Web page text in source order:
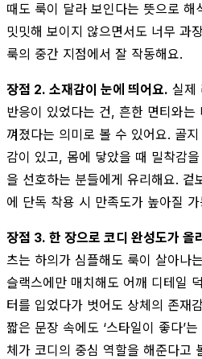
때도 룩이 달라 보인다는 뜻으로
밋밋해 보이지 않으면서도 너무 과
룩의 중간 지점에서 잘 작동해요.
장점 2. 소재감이 눈에 띄어요. 실제
반응이 있었다는 건, 흔한 면티와
껴졌다는 의미로 볼 수 있어요. 골
감이 있고, 몸에 닿았을 때 밀착감
을 선호하는 분들에게 유리해요. 겉
에 단독 착용 시 만족도가 높아질
장점 3. 한 장으로 코디 완성도가 올
츠는 하의가 심플해도 룩이 살아나
슬랙스에만 매치해도 어깨 디테일
터를 입었다가 벗어도 상체의 존재
짧은 문장 속에도 ‘스타일이 좋다’
체가 코디의 중심 역할을 해준다고